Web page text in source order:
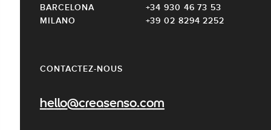
CONTACTEZ-NOUS
hello@creasenso.com
BARCELONA
+34 930 46 73 53
MILANO
+39 02 8294 2252